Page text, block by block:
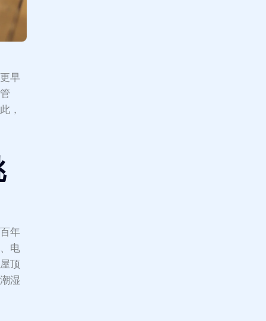
早
，
年
电
顶
湿